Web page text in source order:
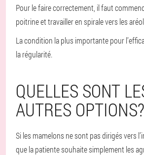
Pour le faire correctement, il faut
poitrine et travailler en spirale vers les
La condition la plus importante pour
la régularité.
QUELLES SONT
AUTRES OPTIONS?
Si les mamelons ne sont pas dirigés vers
que la patiente souhaite simplement les